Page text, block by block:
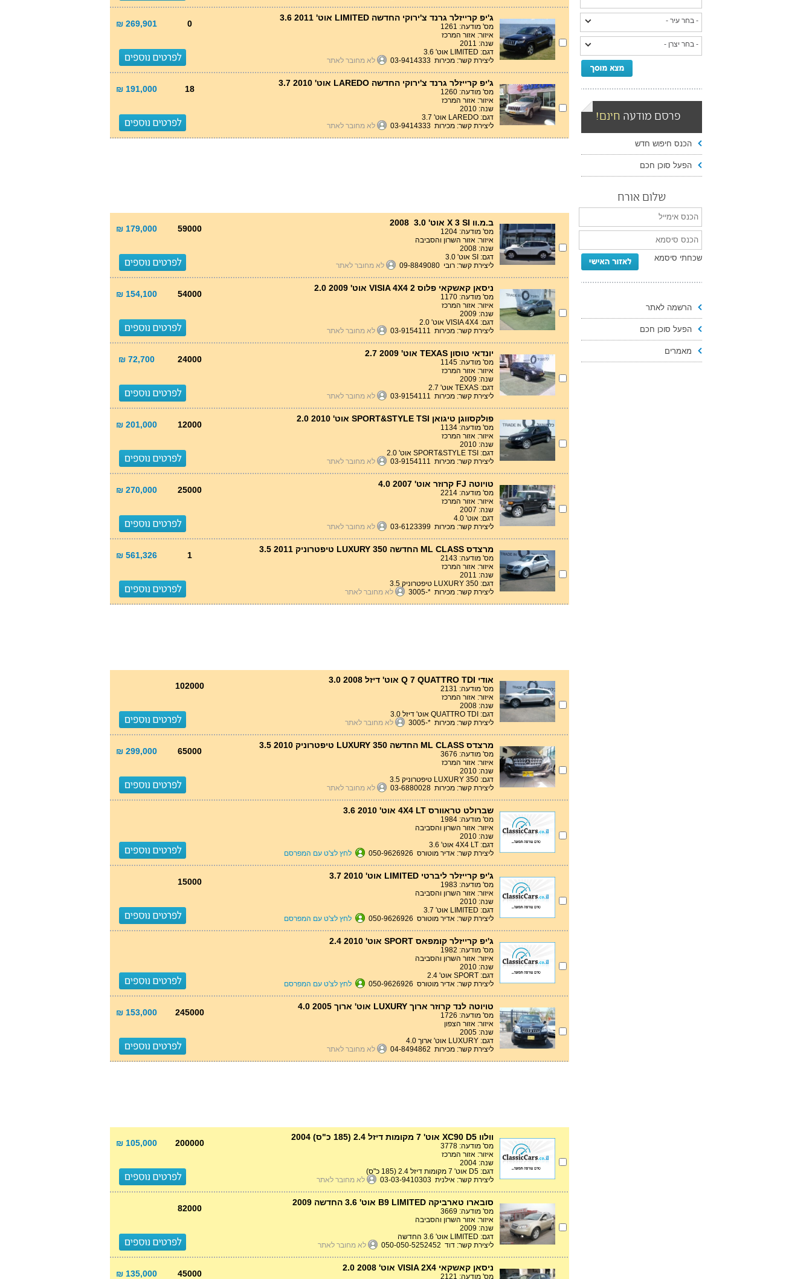
פרסם מודעה חינם!
הכנס חיפוש חדש
הפעל סוכן חכם
שלום אורח
שכחתי סיסמא
הרשמה לאתר
הפעל סוכן חכם
מאמרים
ג'יפ קרייזלר גרנד צ'ירוקי החדשה LIMITED אוט' 3.6 2011
מס' מודעה: 1261
איזור: אזור המרכז
שנה: 2011
דגם: LIMITED אוט' 3.6
ליצירת קשר: מכירות 03-9414333
לא מחובר לאתר
0
269,901 ₪
ג'יפ קרייזלר גרנד צ'ירוקי החדשה LAREDO אוט' 3.7 2010
מס' מודעה: 1260
איזור: אזור המרכז
שנה: 2010
דגם: LAREDO אוט' 3.7
ליצירת קשר: מכירות 03-9414333
לא מחובר לאתר
18
191,000 ₪
ב.מ.וו X 3 SI אוט' 3.0 2008
מס' מודעה: 1204
איזור: אזור השרון והסביבה
שנה: 2008
דגם: SI אוט' 3.0
ליצירת קשר: רובי 09-8849080
לא מחובר לאתר
59000
179,000 ₪
ניסאן קאשקאי פלוס 2 VISIA 4X4 אוט' 2.0 2009
מס' מודעה: 1170
איזור: אזור המרכז
שנה: 2009
דגם: VISIA 4X4 אוט' 2.0
ליצירת קשר: מכירות 03-9154111
לא מחובר לאתר
54000
154,100 ₪
יונדאי טוסון TEXAS אוט' 2.7 2009
מס' מודעה: 1145
איזור: אזור המרכז
שנה: 2009
דגם: TEXAS אוט' 2.7
ליצירת קשר: מכירות 03-9154111
לא מחובר לאתר
24000
72,700 ₪
פולקסווגן טיגואן SPORT&STYLE TSI אוט' 2.0 2010
מס' מודעה: 1134
איזור: אזור המרכז
שנה: 2010
דגם: SPORT&STYLE TSI אוט' 2.0
ליצירת קשר: מכירות 03-9154111
לא מחובר לאתר
12000
201,000 ₪
טויוטה FJ קרוזר אוט' 4.0 2007
מס' מודעה: 2214
איזור: אזור המרכז
שנה: 2007
דגם: אוט' 4.0
ליצירת קשר: מכירות 03-6123399
לא מחובר לאתר
25000
270,000 ₪
מרצדס ML CLASS החדשה LUXURY 350 טיפטרוניק 3.5 2011
מס' מודעה: 2143
איזור: אזור המרכז
שנה: 2011
דגם: LUXURY 350 טיפטרוניק 3.5
ליצירת קשר: מכירות *-3005
לא מחובר לאתר
1
561,326 ₪
אודי Q 7 QUATTRO TDI אוט' דיזל 3.0 2008
מס' מודעה: 2131
איזור: אזור המרכז
שנה: 2008
דגם: QUATTRO TDI אוט' דיזל 3.0
ליצירת קשר: מכירות *-3005
לא מחובר לאתר
102000
מרצדס ML CLASS החדשה LUXURY 350 טיפטרוניק 3.5 2010
מס' מודעה: 3676
איזור: אזור המרכז
שנה: 2010
דגם: LUXURY 350 טיפטרוניק 3.5
ליצירת קשר: מכירות 03-6880028
לא מחובר לאתר
65000
299,000 ₪
שברולט טראוורס 4X4 LT אוט' 3.6 2010
מס' מודעה: 1984
איזור: אזור השרון והסביבה
שנה: 2010
דגם: 4X4 LT אוט' 3.6
ליצירת קשר: אדיר מוטורס 050-9626926
לחץ לצ'ט עם המפרסם
ג'יפ קרייזלר ליברטי LIMITED אוט' 3.7 2010
מס' מודעה: 1983
איזור: אזור השרון והסביבה
שנה: 2010
דגם: LIMITED אוט' 3.7
ליצירת קשר: אדיר מוטורס 050-9626926
לחץ לצ'ט עם המפרסם
15000
ג'יפ קרייזלר קומפאס SPORT אוט' 2.4 2010
מס' מודעה: 1982
איזור: אזור השרון והסביבה
שנה: 2010
דגם: SPORT אוט' 2.4
ליצירת קשר: אדיר מוטורס 050-9626926
לחץ לצ'ט עם המפרסם
טויוטה לנד קרוזר ארוך LUXURY אוט' ארוך 4.0 2005
מס' מודעה: 1726
איזור: אזור הצפון
שנה: 2005
דגם: LUXURY אוט' ארוך 4.0
ליצירת קשר: מכירות 04-8494862
לא מחובר לאתר
245000
153,000 ₪
וולוו XC90 D5 אוט' 7 מקומות דיזל 2.4 (185 כ"ס) 2004
מס' מודעה: 3778
איזור: אזור המרכז
שנה: 2004
דגם: D5 אוט' 7 מקומות דיזל 2.4 (185 כ"ס)
ליצירת קשר: אילנית 03-03-9410303
לא מחובר לאתר
200000
105,000 ₪
סובארו טארביקה B9 LIMITED אוט' 3.6 החדשה 2009
מס' מודעה: 3669
איזור: אזור השרון והסביבה
שנה: 2009
דגם: LIMITED אוט' 3.6 החדשה
ליצירת קשר: דוד 050-050-5252452
לא מחובר לאתר
82000
ניסאן קאשקאי VISIA 2X4 אוט' 2.0 2008
מס' מודעה: 2121 45000
135,000 ₪